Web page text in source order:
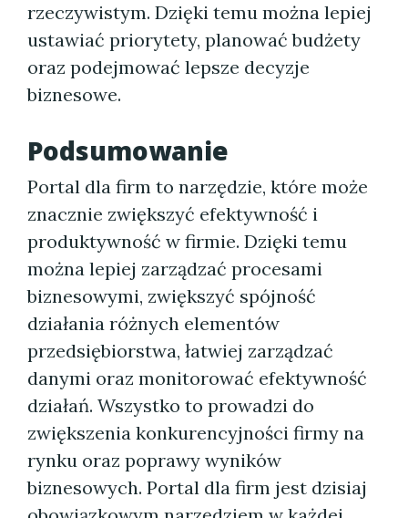
rzeczywistym. Dzięki temu można lepiej
ustawiać priorytety, planować budżety
oraz podejmować lepsze decyzje
biznesowe.
Podsumowanie
Portal dla firm to narzędzie, które może
znacznie zwiększyć efektywność i
produktywność w firmie. Dzięki temu
można lepiej zarządzać procesami
biznesowymi, zwiększyć spójność
działania różnych elementów
przedsiębiorstwa, łatwiej zarządzać
danymi oraz monitorować efektywność
działań. Wszystko to prowadzi do
zwiększenia konkurencyjności firmy na
rynku oraz poprawy wyników
biznesowych. Portal dla firm jest dzisiaj